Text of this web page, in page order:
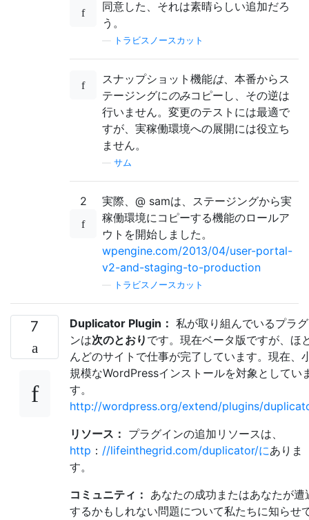
同意した、それは素晴らしい追加だろ
う。
トラビスノースカット
スナップショット機能は、本番からス
テージングにのみコピーし、その逆は
行いません。変更のテストには最適で
すが、実稼働環境への展開には役立ち
ません。
サム
2
実際、@ samは、ステージングから実
稼働環境にコピーする機能のロールア
ウトを開始しました。
wpengine.com/2013/04/user-portal-
v2-and-staging-to-production
トラビスノースカット
7 Duplicator Plugin： 私が取り組んでいるプラ
ンは次のとおり です。現在ベータ版ですが、ほ
んどのサイトで仕事が完了しています。現在、
規模なWordPressインストールを対象としてい
す。
http://wordpress.org/extend/plugins/
リソース： プラグインの追加リソースは、
http ： //lifeinthegrid.com/duplicator/にありま
す。
コミュニティ： あなたの成功またはあなたが遭
するかもしれない問題について私たちに知らせ